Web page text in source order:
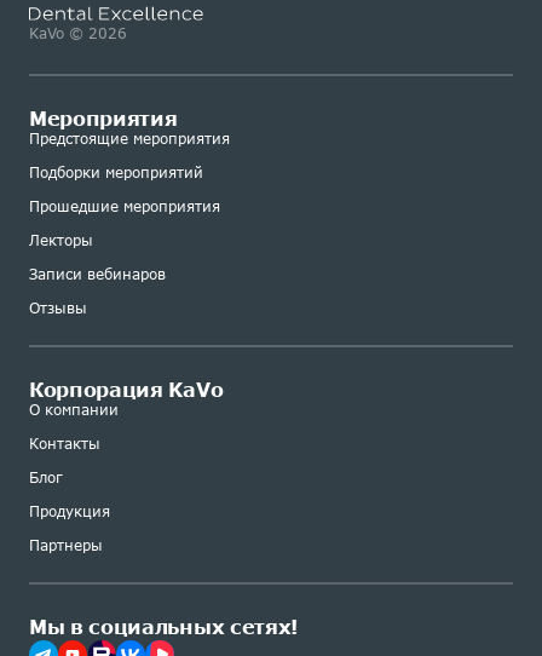
KaVo © 2026
Мероприятия
Предстоящие мероприятия
Подборки мероприятий
Прошедшие мероприятия
Лекторы
Записи вебинаров
Отзывы
Корпорация KaVo
О компании
Контакты
Блог
Продукция
Партнеры
Мы в социальных сетях!